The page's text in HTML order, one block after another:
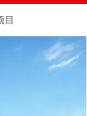
项目
目